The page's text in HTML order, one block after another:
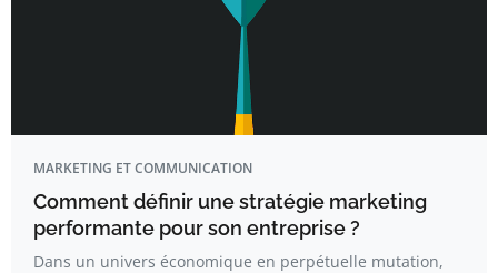
MARKETING ET COMMUNICATION
Comment définir une stratégie marketing
performante pour son entreprise ?
Dans un univers économique en perpétuelle mutation,